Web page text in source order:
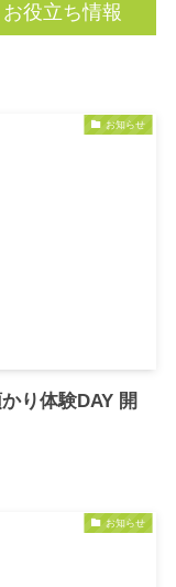
お役立ち情報
お知らせ
り体験DAY 開
お知らせ